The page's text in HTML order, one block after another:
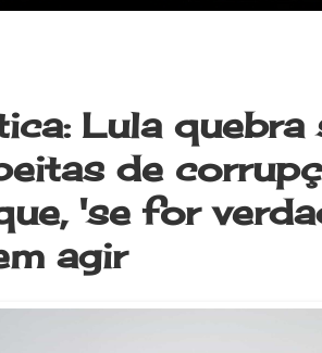
Lula
de
'se for
agir